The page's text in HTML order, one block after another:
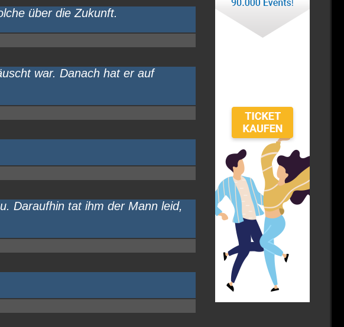
über die Zukunft.
war. Danach hat er auf
Daraufhin tat ihm der Mann leid,